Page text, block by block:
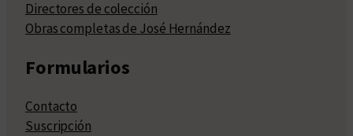
Directores de colección
Obras completas de José Hernández
Formularios
Contacto
Suscripción